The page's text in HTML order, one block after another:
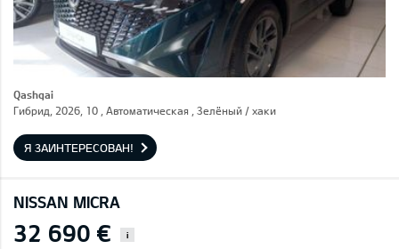
Qashqai
Гибрид, 2026, 10 , Автоматическая , Зелёный / хаки
Я ЗАИНТЕРЕСОВАН!
NISSAN MICRA
32 690 € i